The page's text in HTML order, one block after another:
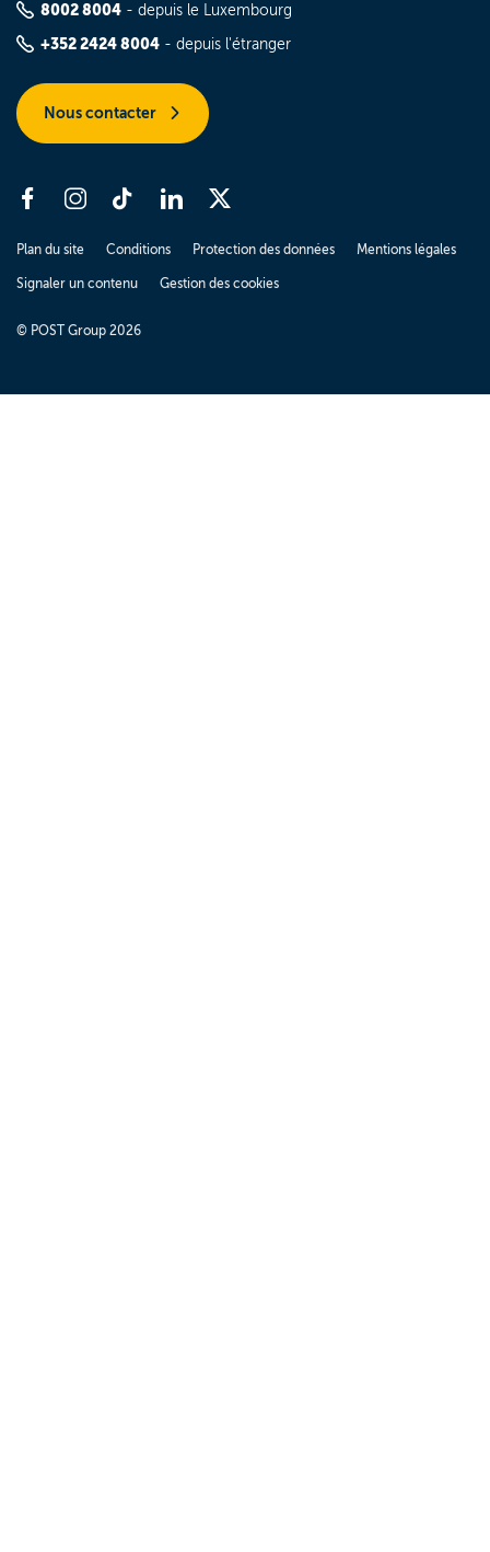
8002 8004 - depuis le Luxembourg
+352 2424 8004 - depuis l'étranger
Nous contacter
Plan du site Conditions Protection des données Mentions légales
Signaler un contenu Gestion des cookies
© POST Group 2026